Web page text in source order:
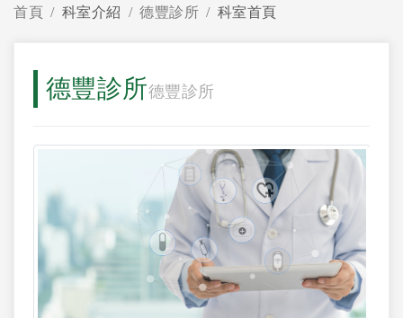
首頁 科室介紹 德豐診所 科室首頁
德豐診所德豐診所